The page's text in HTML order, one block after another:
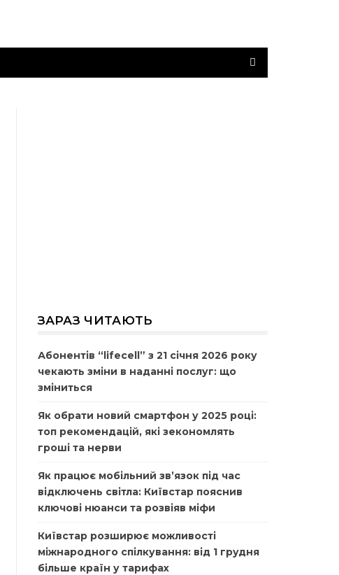
ЗАРАЗ ЧИТАЮТЬ
Абонентів “lifecell” з 21 січня 2026 року
чекають зміни в наданні послуг: що
зміниться
Як обрати новий смартфон у 2025 році:
топ рекомендацій, які зекономлять
гроші та нерви
Як працює мобільний зв’язок під час
відключень світла: Київстар пояснив
ключові нюанси та розвіяв міфи
Київстар розширює можливості
міжнародного спілкування: від 1 грудня
більше країн у тарифах